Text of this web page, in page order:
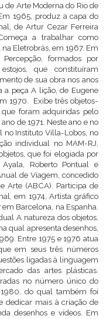
de Arte Moderna do Rio de
1965, produz a capa do
de Artur Cezar Ferreira
a trabalhar como
Eletrobrás, em 1967. Em
formados por
que constituíram
de sua obra nos anos
a peça A lição, de Eugene
1970. Exibe três objetos-
foram adquiridas pelo
de 1971. Neste ano e no
no Instituto Villa-Lobos, no
individual no MAM-RJ,
que foi elogiada por
Roberto Pontual e
de Viagem, concedido
Arte (ABCA). Participa de
em 1974, Artista gráfico
Barcelona, na Espanha.
A natureza dos objetos,
qual apresenta desenhos,
Entre 1975 e 1976 atua
em seus três números
ligadas à linguagem
das artes plásticas.
no número único do
do qual também foi
dedicar mais à criação de
desenhos e vídeos. Em